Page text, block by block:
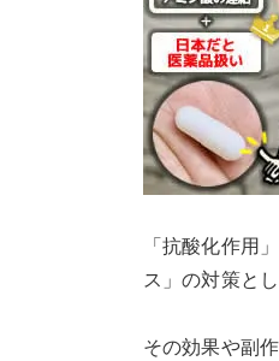
「抗酸化作用
ス」の対策と
その効果や副